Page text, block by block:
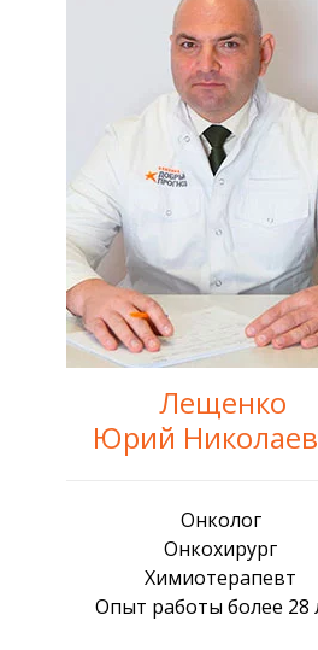
Лещенко
Юрий